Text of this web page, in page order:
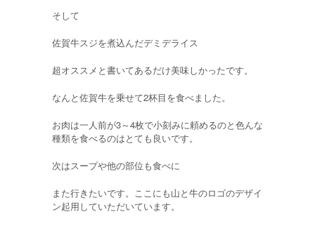
そして
佐賀牛スジを煮込んだデミデライス
超オススメと書いてあるだけ美味しかったです。
なんと佐賀牛を乗せて2杯目を食べました。
お肉は一人前が3～4枚で小刻みに頼めるのと色んな
種類を食べるのはとても良いです。
次はスープや他の部位も食べに
また行きたいです。ここにも山と牛のロゴのデザイ
ン起用していただいています。